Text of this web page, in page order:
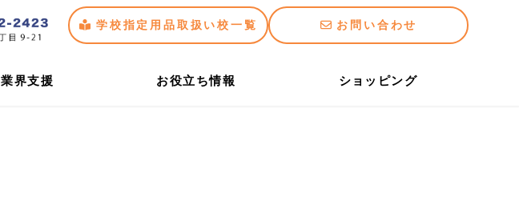
学校指定用品取扱い校一覧 お問い合わせ
業界支援 お役立ち情報 ショッピング